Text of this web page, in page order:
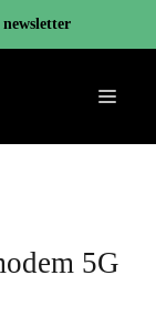
newsletter
Menu
5G